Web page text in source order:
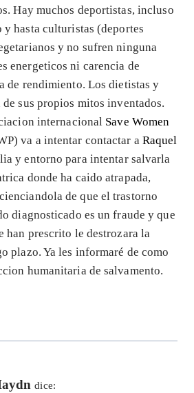
Hay muchos deportistas, incluso
y hasta culturistas (deportes
y no sufren ninguna
energeticos ni carencia de
de rendimiento. Los dietistas y
sus propios mitos inventados.
internacional Save Women
va a intentar contactar a Raquel
y entorno para intentar salvarla
donde ha caido atrapada,
de que el trastorno
diagnosticado es un fraude y que
han prescrito le destrozara la
plazo. Ya les informaré de como
humanitaria de salvamento.
dice: